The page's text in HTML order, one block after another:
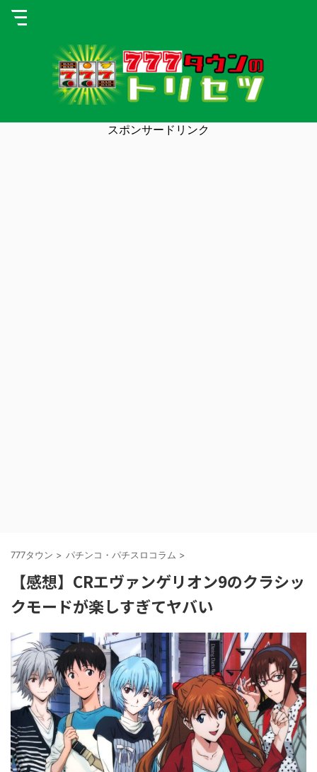
スポンサードリンク
777タウン > パチンコ・パチスロコラム >
【感想】CRエヴァンゲリオン9のクラシッ
クモードが楽しすぎてヤバい